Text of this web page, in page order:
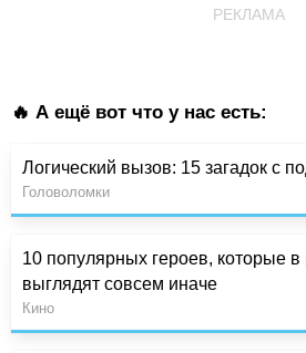
РЕКЛАМА
🔥 А ещё вот что у нас есть:
Логический вызов: 15 загадок с
Головоломки
10 популярных героев, которые в
выглядят совсем иначе
Кино